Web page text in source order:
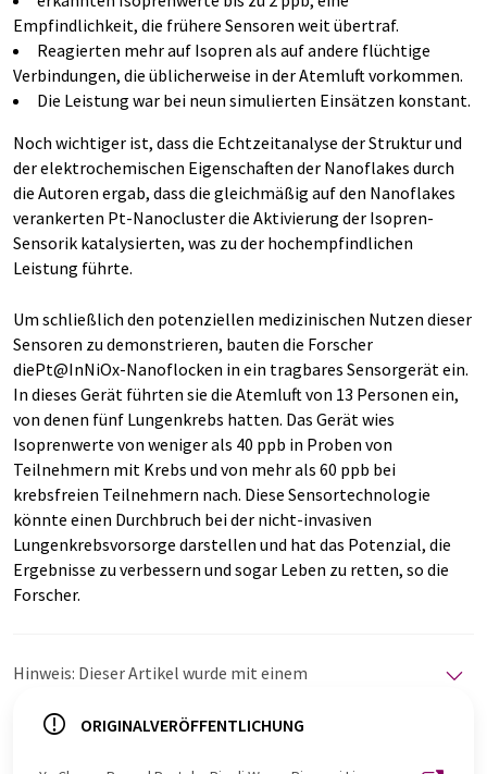
Empfindlichkeit, die frühere Sensoren weit übertraf.
Reagierten mehr auf Isopren als auf andere flüchtige
Verbindungen, die üblicherweise in der Atemluft vorkommen.
Die Leistung war bei neun simulierten Einsätzen konstant.
Noch wichtiger ist, dass die Echtzeitanalyse der Struktur und
der elektrochemischen Eigenschaften der Nanoflakes durch
die Autoren ergab, dass die gleichmäßig auf den Nanoflakes
verankerten Pt-Nanocluster die Aktivierung der Isopren-
Sensorik katalysierten, was zu der hochempfindlichen
Leistung führte.
Um schließlich den potenziellen medizinischen Nutzen dieser
Sensoren zu demonstrieren, bauten die Forscher
diePt@InNiOx-Nanoflocken in ein tragbares Sensorgerät ein.
In dieses Gerät führten sie die Atemluft von 13 Personen ein,
von denen fünf Lungenkrebs hatten. Das Gerät wies
Isoprenwerte von weniger als 40 ppb in Proben von
Teilnehmern mit Krebs und von mehr als 60 ppb bei
krebsfreien Teilnehmern nach. Diese Sensortechnologie
könnte einen Durchbruch bei der nicht-invasiven
Lungenkrebsvorsorge darstellen und hat das Potenzial, die
Ergebnisse zu verbessern und sogar Leben zu retten, so die
Forscher.
Hinweis: Dieser Artikel wurde mit einem
LUMITOS bietet diese automatischen Übersetzungen
ORIGINALVERÖFFENTLICHUNG